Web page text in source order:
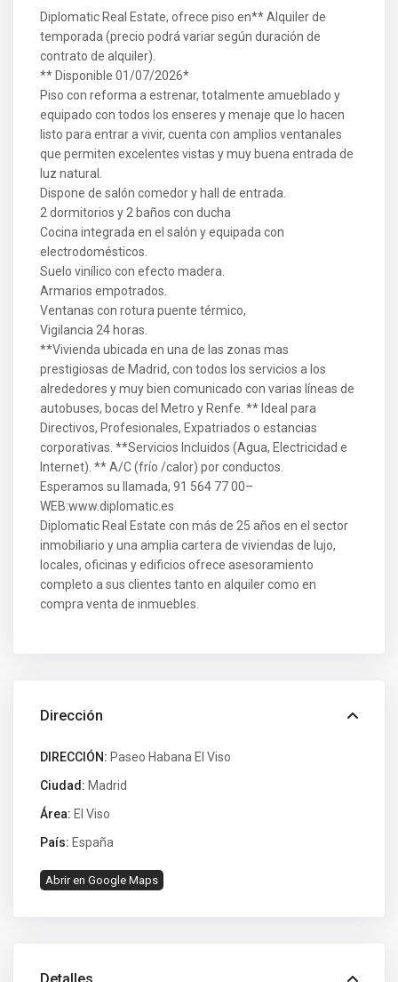
Diplomatic Real Estate, ofrece piso en** Alquiler de
temporada (precio podrá variar según duración de
contrato de alquiler).
** Disponible 01/07/2026*
Piso con reforma a estrenar, totalmente amueblado y
equipado con todos los enseres y menaje que lo hacen
listo para entrar a vivir, cuenta con amplios ventanales
que permiten excelentes vistas y muy buena entrada de
luz natural.
Dispone de salón comedor y hall de entrada.
2 dormitorios y 2 baños con ducha
Cocina integrada en el salón y equipada con
electrodomésticos.
Suelo vinílico con efecto madera.
Armarios empotrados.
Ventanas con rotura puente térmico,
Vigilancia 24 horas.
**Vivienda ubicada en una de las zonas mas
prestigiosas de Madrid, con todos los servicios a los
alrededores y muy bien comunicado con varias líneas de
autobuses, bocas del Metro y Renfe. ** Ideal para
Directivos, Profesionales, Expatriados o estancias
corporativas. **Servicios Incluidos (Agua, Electricidad e
Internet). ** A/C (frío /calor) por conductos.
Esperamos su llamada, 91 564 77 00–
WEB:www.diplomatic.es
Diplomatic Real Estate con más de 25 años en el sector
inmobiliario y una amplia cartera de viviendas de lujo,
locales, oficinas y edificios ofrece asesoramiento
completo a sus clientes tanto en alquiler como en
compra venta de inmuebles.
Dirección
DIRECCIÓN: Paseo Habana El Viso
Ciudad: Madrid
Área: El Viso
País: España
Abrir en Google Maps